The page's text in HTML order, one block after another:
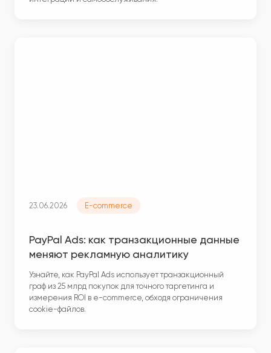
23.06.2026 E-commerce
PayPal Ads: как транзакционные данные
меняют рекламную аналитику
Узнайте, как PayPal Ads использует транзакционный
граф из 25 млрд покупок для точного таргетинга и
измерения ROI в e-commerce, обходя ограничения
cookie-файлов.